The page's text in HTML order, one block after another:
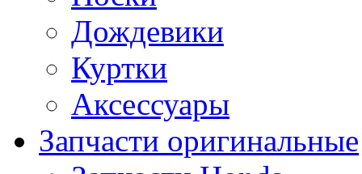
Дождевики
Куртки
Аксессуары
Запчасти оригинальные